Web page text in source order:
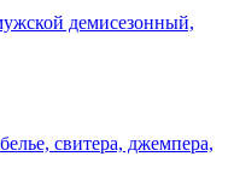
демисезонный,
свитера, джемпера,